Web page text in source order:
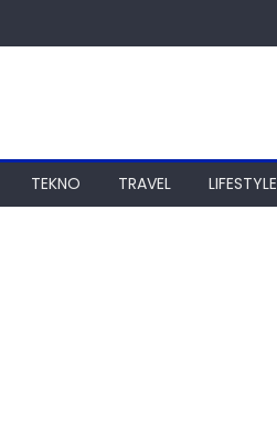
TEKNO TRAVEL LIFESTYLE